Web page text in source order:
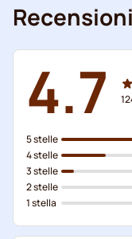
4.7
5 stelle
4 stelle
3 stelle
2 stelle
1 stella